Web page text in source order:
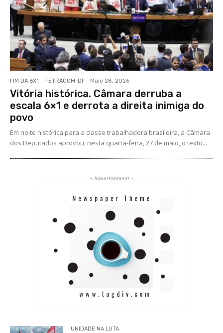
FIM DA 6X1 FETRACOM-DF - Maio 28, 2026
Vitória histórica. Câmara derruba a
escala 6×1 e derrota a direita inimiga do
povo
Em noite histórica para a classe trabalhadora brasileira, a Câmara
dos Deputados aprovou, nesta quarta-feira, 27 de maio, o texto...
- Advertisement -
UNIDADE NA LUTA